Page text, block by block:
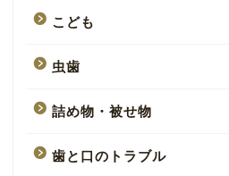
こども
虫歯
詰め物・被せ物
歯と口のトラブル